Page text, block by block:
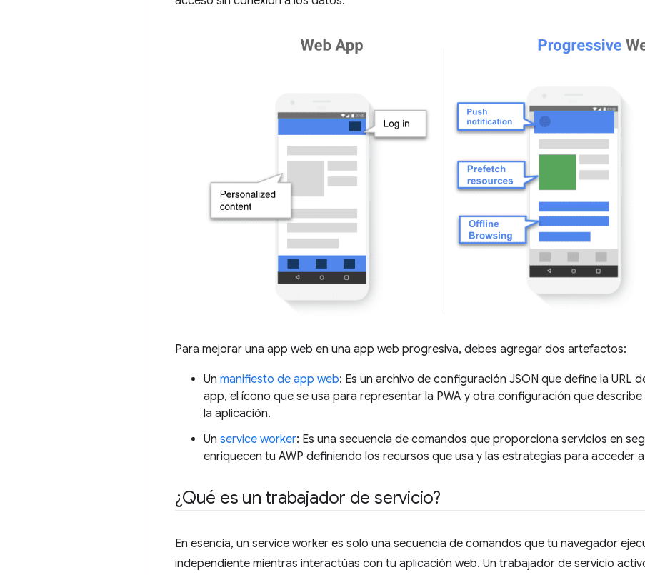
Para mejorar una app web en una app web progresiva, debes agregar dos artefactos:
Un manifiesto de app web: Es un archivo de configuración JSON que define la URL
app, el ícono que se usa para representar la PWA y otra configuración que
la aplicación.
Un service worker: Es una secuencia de comandos que proporciona servicios en
enriquecen tu AWP definiendo los recursos que usa y las estrategias para acceder
¿Qué es un trabajador de servicio?
En esencia, un service worker es solo una secuencia de comandos que tu navegador
independiente mientras interactúas con tu aplicación web. Un trabajador de servicio